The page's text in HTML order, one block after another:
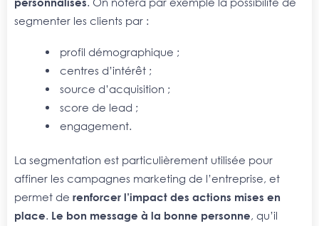
segmenter les clients par :
profil démographique ;
centres d’intérêt ;
source d’acquisition ;
score de lead ;
engagement.
La segmentation est particulièrement utilisée pour
affiner les campagnes marketing de l’entreprise, et
permet de renforcer l’impact des actions mises en
place. Le bon message à la bonne personne, qu’il